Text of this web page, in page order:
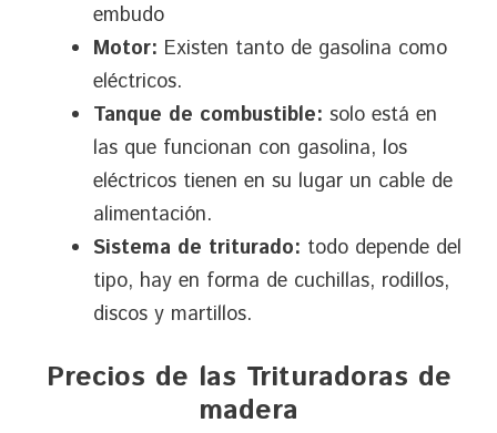
embudo
​Motor: Existen tanto de gasolina como
eléctricos.
​Tanque de combustible: solo está en
las que funcionan con gasolina, los
eléctricos tienen en su lugar un cable de
alimentación.
​Sistema de triturado: todo depende del
tipo, hay en forma de cuchillas, rodillos,
discos y martillos.
Precios de las Trituradoras de
madera